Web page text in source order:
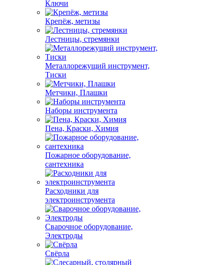
Ключи
Крепёж, метизы
Лестницы, стремянки
Металлорежущий инструмент,
Тиски
Метчики, Плашки
Наборы инструмента
Пена, Краски, Химия
Пожарное оборудование,
сантехника
Расходники для
электроинструмента
Сварочное оборудование,
Электроды
Свёрла